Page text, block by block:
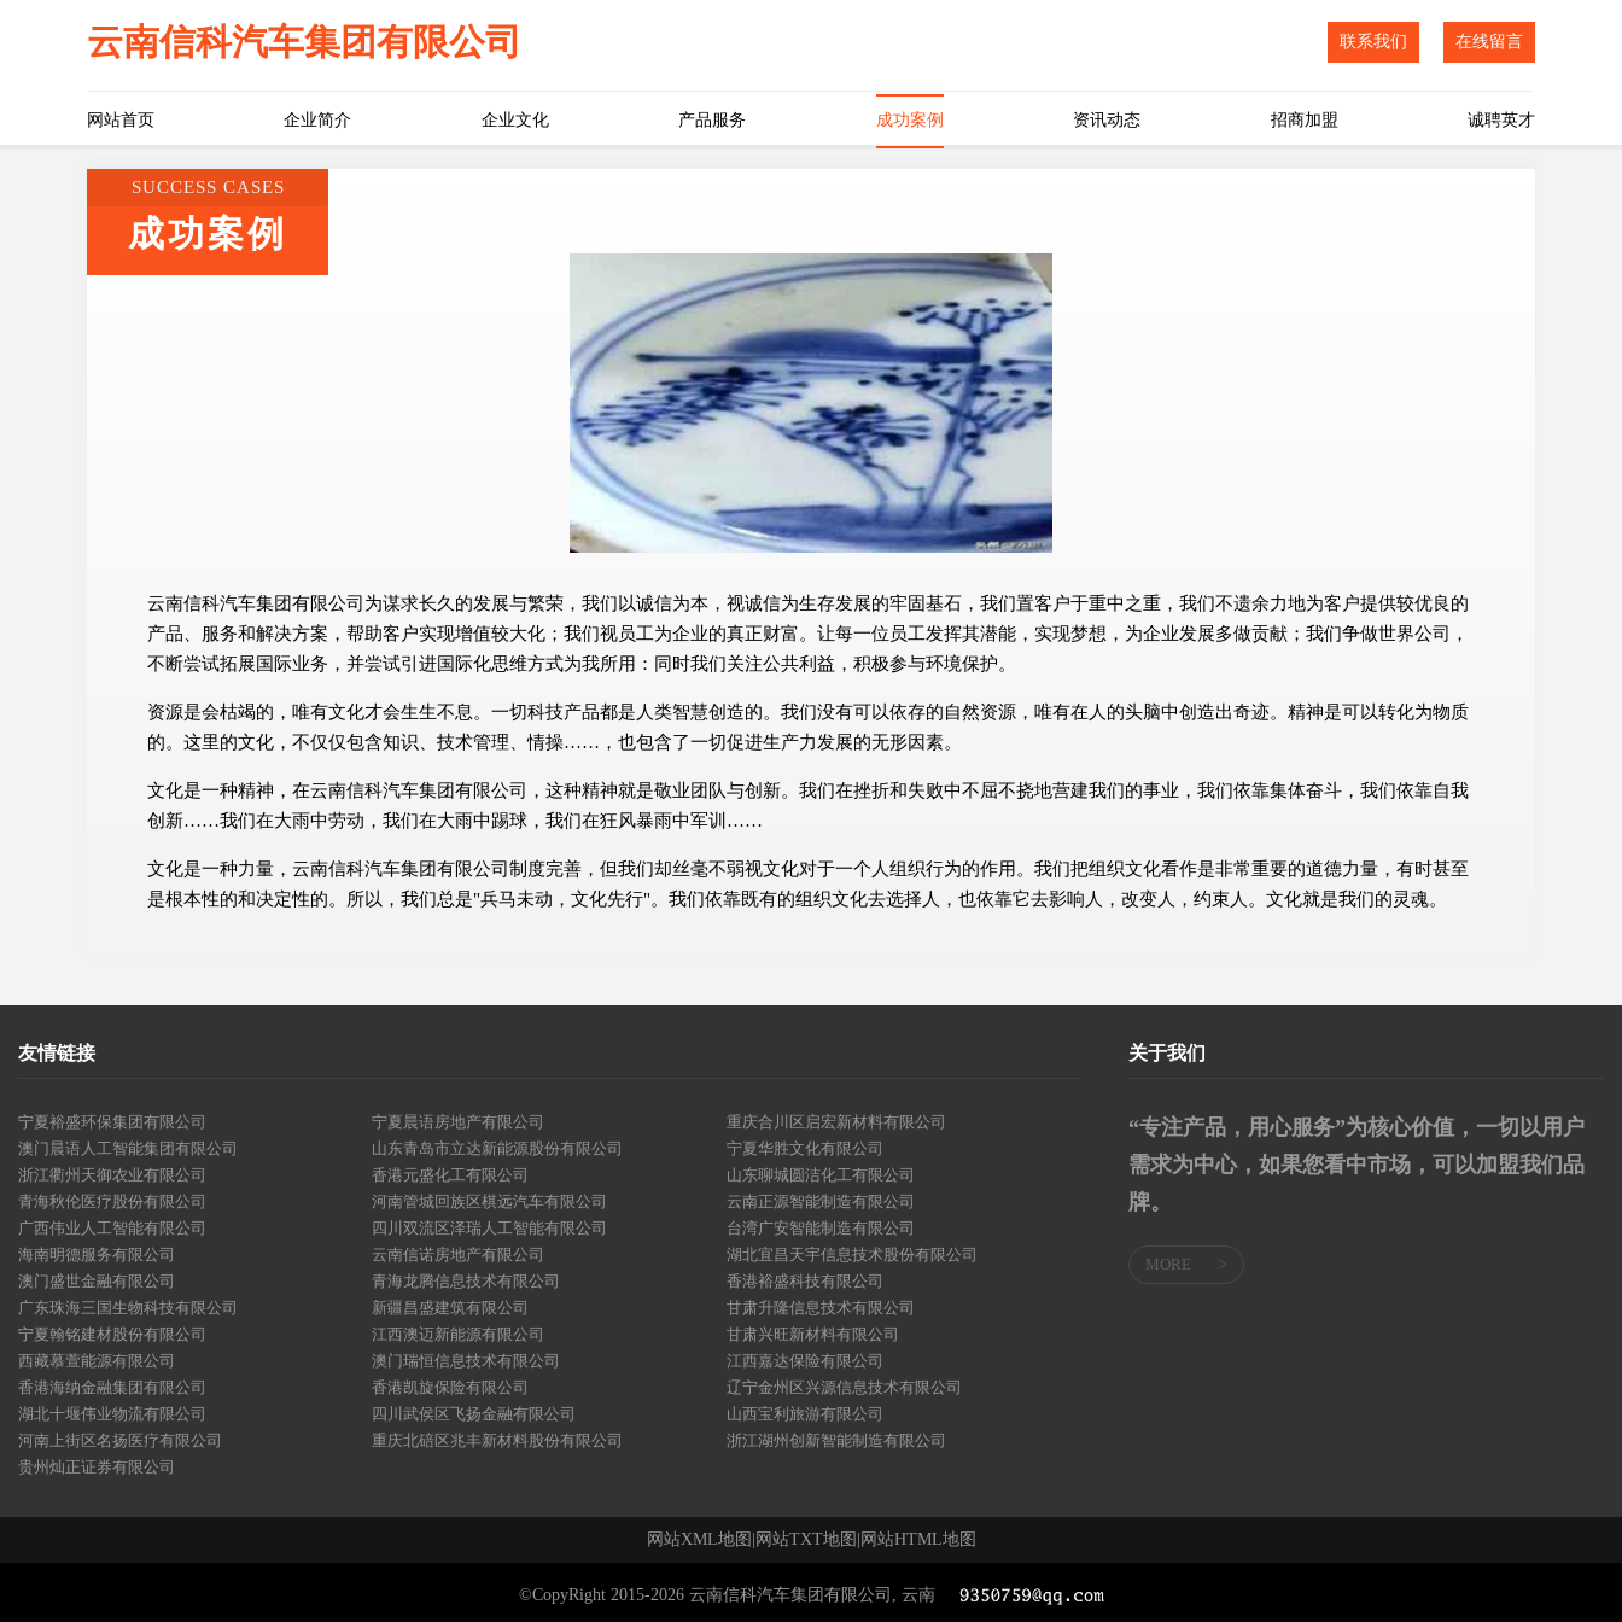
云南信科汽车集团有限公司 联系我们 在线留言
网站首页 企业简介 企业文化 产品服务 成功案例 资讯动态 招商加盟 诚聘英才
SUCCESS CASES
成功案例
云南信科汽车集团有限公司为谋求长久的发展与繁荣，我们以诚信为本，视诚信为生存发展的牢固基石，我们置客户于重中之重，我们不遗余力地为客户提供较优良的
产品、服务和解决方案，帮助客户实现增值较大化；我们视员工为企业的真正财富。让每一位员工发挥其潜能，实现梦想，为企业发展多做贡献；我们争做世界公司，
不断尝试拓展国际业务，并尝试引进国际化思维方式为我所用：同时我们关注公共利益，积极参与环境保护。
资源是会枯竭的，唯有文化才会生生不息。一切科技产品都是人类智慧创造的。我们没有可以依存的自然资源，唯有在人的头脑中创造出奇迹。精神是可以转化为物质
的。这里的文化，不仅仅包含知识、技术管理、情操……，也包含了一切促进生产力发展的无形因素。
文化是一种精神，在云南信科汽车集团有限公司，这种精神就是敬业团队与创新。我们在挫折和失败中不屈不挠地营建我们的事业，我们依靠集体奋斗，我们依靠自我
创新……我们在大雨中劳动，我们在大雨中踢球，我们在狂风暴雨中军训……
文化是一种力量，云南信科汽车集团有限公司制度完善，但我们却丝毫不弱视文化对于一个人组织行为的作用。我们把组织文化看作是非常重要的道德力量，有时甚至
是根本性的和决定性的。所以，我们总是"兵马未动，文化先行"。我们依靠既有的组织文化去选择人，也依靠它去影响人，改变人，约束人。文化就是我们的灵魂。
友情链接
宁夏裕盛环保集团有限公司 宁夏晨语房地产有限公司
重庆合川区启宏新材料有限公司
澳门晨语人工智能集团有限公司
山东青岛市立达新能源股份有限公司
宁夏华胜文化有限公司
浙江衢州天御农业有限公司
香港元盛化工有限公司
山东聊城圆洁化工有限公司
青海秋伦医疗股份有限公司
河南管城回族区棋远汽车有限公司
云南正源智能制造有限公司
广西伟业人工智能有限公司
四川双流区泽瑞人工智能有限公司
台湾广安智能制造有限公司
海南明德服务有限公司
云南信诺房地产有限公司
湖北宜昌天宇信息技术股份有限公司
澳门盛世金融有限公司
青海龙腾信息技术有限公司
香港裕盛科技有限公司
广东珠海三国生物科技有限公司
新疆昌盛建筑有限公司
甘肃升隆信息技术有限公司
宁夏翰铭建材股份有限公司
江西澳迈新能源有限公司
甘肃兴旺新材料有限公司
西藏慕萱能源有限公司
澳门瑞恒信息技术有限公司
江西嘉达保险有限公司
香港海纳金融集团有限公司
香港凯旋保险有限公司
辽宁金州区兴源信息技术有限公司
湖北十堰伟业物流有限公司
四川武侯区飞扬金融有限公司
山西宝利旅游有限公司
河南上街区名扬医疗有限公司
重庆北碚区兆丰新材料股份有限公司
浙江湖州创新智能制造有限公司
贵州灿正证券有限公司
关于我们
“专注产品，用心服务”为核心价值，一切以用户
需求为中心，如果您看中市场，可以加盟我们品
牌。
MORE >
网站XML地图 网站TXT地图 网站HTML地图
©CopyRight 2015-2026 云南信科汽车集团有限公司, 云南